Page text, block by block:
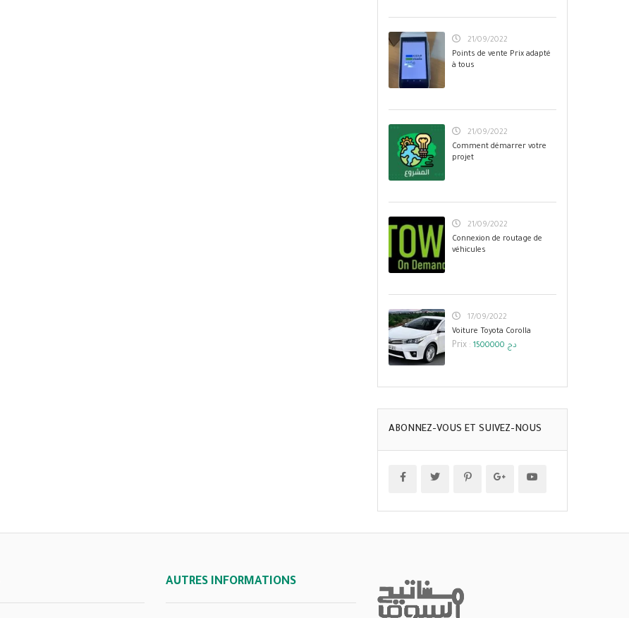
21/09/2022
Points de vente Prix adapté
à tous
21/09/2022
Comment démarrer votre
projet
21/09/2022
Connexion de routage de
véhicules
17/09/2022
Voiture Toyota Corolla
Prix : 1500000 دج
ABONNEZ-VOUS ET SUIVEZ-NOUS
AUTRES INFORMATIONS